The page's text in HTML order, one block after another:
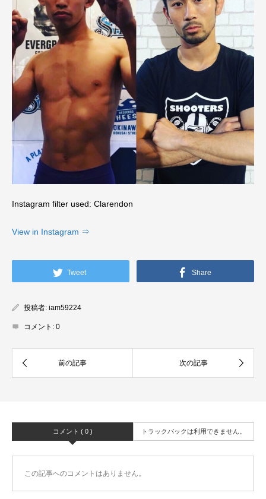
Instagram filter used: Clarendon
View in Instagram ⇒
Tweet Share
投稿者: iam59224
コメント: 0
コメント ( 0 ) トラックバックは利用できません。
この記事へのコメントはありません。